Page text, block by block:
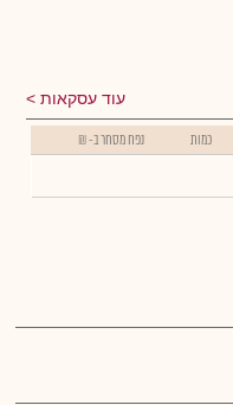
עוד עסקאות
כמות נפח מסחר ב- ₪